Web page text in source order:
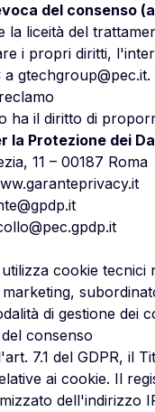
del consenso
la liceità del
i propri diritti,
a gtechgroup@pec.it.
ha il diritto di
la Protezione dei
11 – 00187 Roma
cookie
marketing,
di gestione dei
consenso
7.1 del GDPR, il
ai cookie. Il
dell'indirizzo